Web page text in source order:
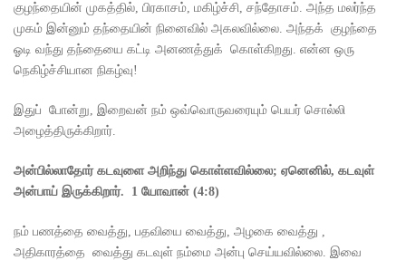
குழந்தையின் முகத்தில், பிரகாசம், மகிழ்ச்சி, சந்தோசம். அந்த மலர்ந்த
முகம் இன்னும் தந்தையின் நினைவில் அகலவில்லை. அந்தக் குழந்தை
ஓடி வந்து தந்தையை கட்டி அனணத்துக் கொள்கிறது. என்ன ஒரு
நெகிழ்ச்சியான நிகழ்வு!
இதுப் போன்று, இறைவன் நம் ஒவ்வொருவரையும் பெயர் சொல்லி
அழைத்திருக்கிறார்.
அன்பில்லாதோர் கடவுளை அறிந்து கொள்ளவில்லை; ஏனெனில், கடவுள்
அன்பாய் இருக்கிறார். 1 யோவான் (4:8)
நம் பணத்தை வைத்து, பதவியை வைத்து, அழகை வைத்து ,
அதிகாரத்தை வைத்து கடவுள் நம்மை அன்பு செய்யவில்லை. இவை